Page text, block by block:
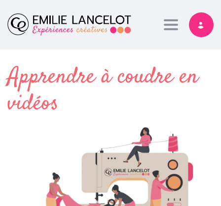
Toggle
Apprendre à coudre en
vidéos